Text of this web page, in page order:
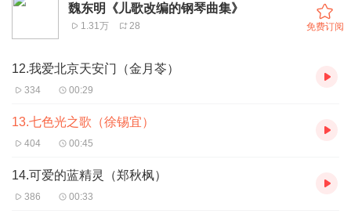
魏东明《儿歌改编的钢琴曲集》
1.31万 28 免费订阅
12.我爱北京天安门（金月苓）
334 00:29
13.七色光之歌（徐锡宜）
404 00:45
14.可爱的蓝精灵（郑秋枫）
386 00:33